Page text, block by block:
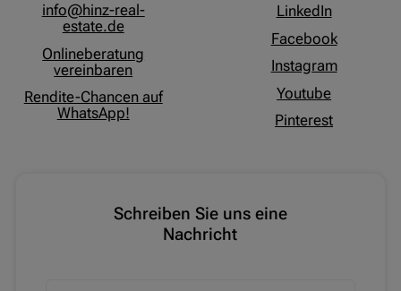
info@hinz-real-
estate.de
Onlineberatung
vereinbaren
Rendite-Chancen auf
WhatsApp!
LinkedIn
Facebook
Instagram
Youtube
Pinterest
Schreiben Sie uns eine
Nachricht